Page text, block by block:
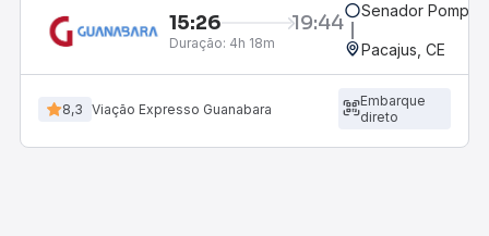
15:26 19:44
Duração: 4h 18m
Senador
Pacajus, CE
8,3 Viação Expresso Guanabara
Embarque
direto